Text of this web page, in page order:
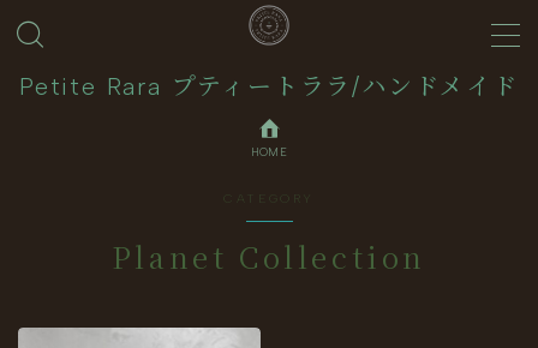
Petite Rara プティートララ/ハンドメイド
MENU
HOME
CATEGORY
Planet Collection